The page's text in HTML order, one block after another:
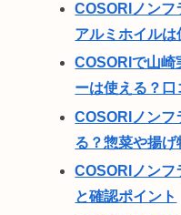
COSORIノンフ
アルミホイル
COSORIで山
ーは使える？
COSORIノンフ
る？惣菜や揚げ
COSORIノンフ
と確認ポイント